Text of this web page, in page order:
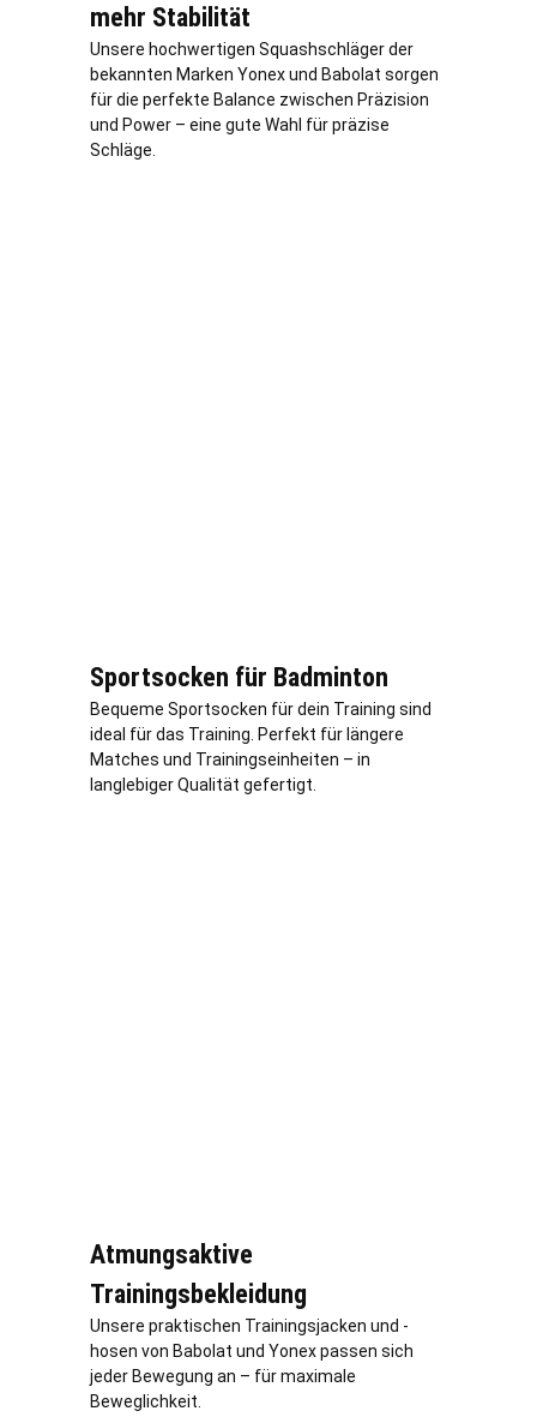
mehr Stabilität
Unsere hochwertigen Squashschläger der
bekannten Marken Yonex und Babolat sorgen
für die perfekte Balance zwischen Präzision
und Power – eine gute Wahl für präzise
Schläge.
Sportsocken für Badminton
Bequeme Sportsocken für dein Training sind
ideal für das Training. Perfekt für längere
Matches und Trainingseinheiten – in
langlebiger Qualität gefertigt.
Atmungsaktive
Trainingsbekleidung
Unsere praktischen Trainingsjacken und -
hosen von Babolat und Yonex passen sich
jeder Bewegung an – für maximale
Beweglichkeit.